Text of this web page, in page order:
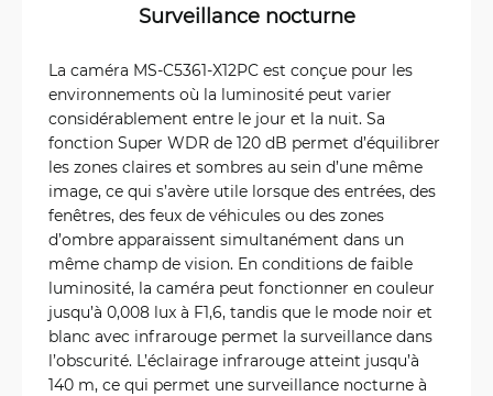
Surveillance nocturne
La caméra MS-C5361-X12PC est conçue pour les
environnements où la luminosité peut varier
considérablement entre le jour et la nuit. Sa
fonction Super WDR de 120 dB permet d’équilibrer
les zones claires et sombres au sein d’une même
image, ce qui s’avère utile lorsque des entrées, des
fenêtres, des feux de véhicules ou des zones
d’ombre apparaissent simultanément dans un
même champ de vision. En conditions de faible
luminosité, la caméra peut fonctionner en couleur
jusqu’à 0,008 lux à F1,6, tandis que le mode noir et
blanc avec infrarouge permet la surveillance dans
l’obscurité. L’éclairage infrarouge atteint jusqu’à
140 m, ce qui permet une surveillance nocturne à